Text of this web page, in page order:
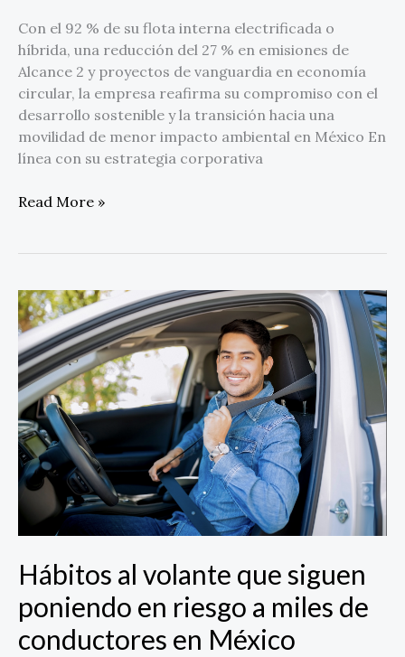
Con el 92 % de su flota interna electrificada o
híbrida, una reducción del 27 % en emisiones de
Alcance 2 y proyectos de vanguardia en economía
circular, la empresa reafirma su compromiso con el
desarrollo sostenible y la transición hacia una
movilidad de menor impacto ambiental en México En
línea con su estrategia corporativa
Read More »
Hábitos al volante que siguen
poniendo en riesgo a miles de
conductores en México
Hábitos
al
volante
que
siguen
poniendo
en
riesgo
a
miles
conductores
en
México